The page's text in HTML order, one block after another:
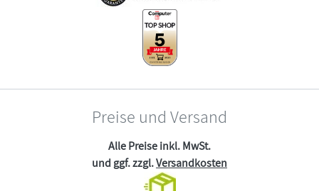
Preise und Versand
Alle Preise inkl. MwSt.
und ggf. zzgl.Versandkosten